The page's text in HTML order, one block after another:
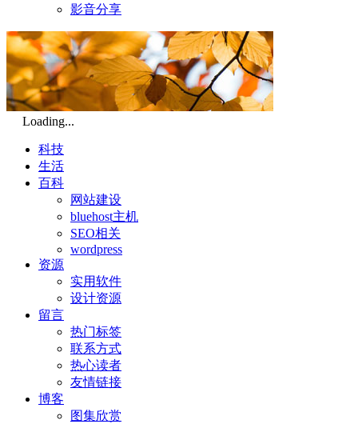
影音分享
Loading...
科技
生活
百科
网站建设
bluehost主机
SEO相关
wordpress
资源
实用软件
设计资源
留言
热门标签
联系方式
热心读者
友情链接
博客
图集欣赏